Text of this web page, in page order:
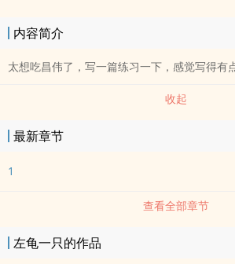
内容简介
太想吃昌伟了，写一篇练习一下，感觉写得有
收起
最新章节
1
查看全部章节
左龟一只的作品